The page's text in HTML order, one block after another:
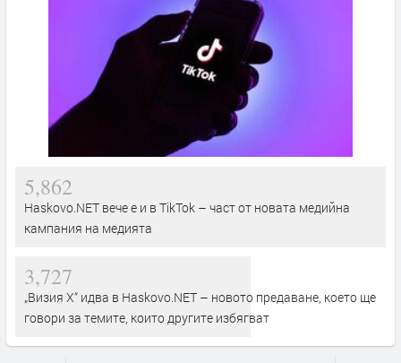
5,862
Haskovo.NET вече е и в TikTok – част от новата медийна
кампания на медията
3,727
„Визия Х“ идва в Haskovo.NET – новото предаване, което ще
говори за темите, които другите избягват